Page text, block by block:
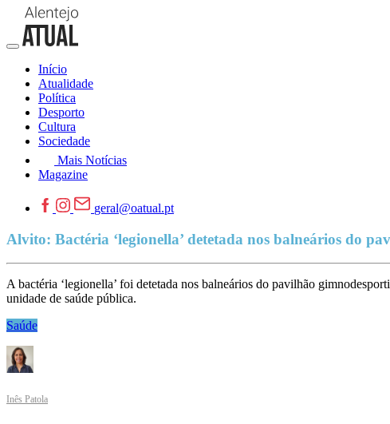
Início
Atualidade
Política
Desporto
Cultura
Sociedade
Mais Notícias
Magazine
geral@oatual.pt
Alvito: Bactéria ‘legionella’ detetada nos balneários do
A bactéria ‘legionella’ foi detetada nos balneários do pavilhão
unidade de saúde pública.
Saúde
Inês Patola